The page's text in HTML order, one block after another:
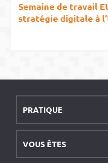
Semaine de travail
stratégie digitale à
PRATIQUE
VOUS ÊTES